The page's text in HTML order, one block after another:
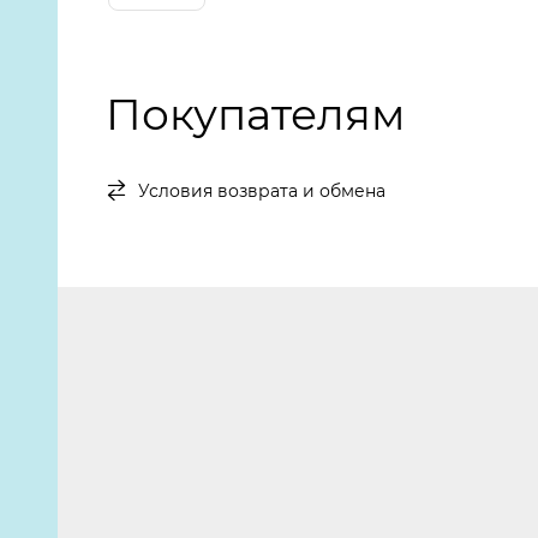
Покупателям
Условия возврата и обмена